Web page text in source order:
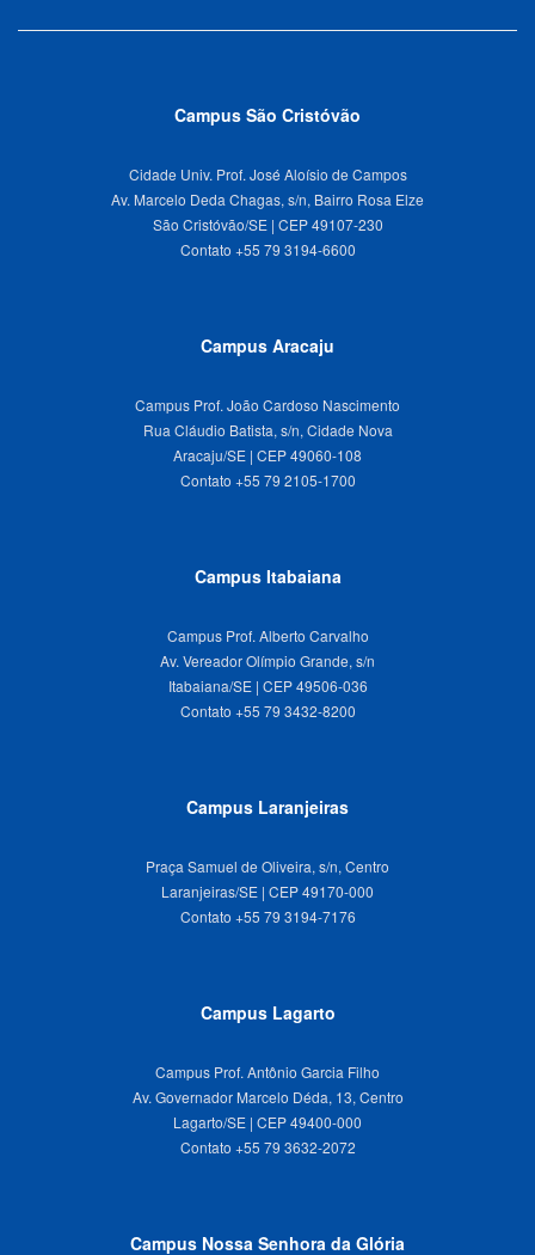
Campus São Cristóvão
Cidade Univ. Prof. José Aloísio de Campos
Av. Marcelo Deda Chagas, s/n, Bairro Rosa Elze
São Cristóvão/SE | CEP 49107-230
Campus Aracaju
Campus Prof. João Cardoso Nascimento
Rua Cláudio Batista, s/n, Cidade Nova
Aracaju/SE | CEP 49060-108
Campus Itabaiana
Campus Prof. Alberto Carvalho
Av. Vereador Olímpio Grande, s/n
Itabaiana/SE | CEP 49506-036
Campus Laranjeiras
Praça Samuel de Oliveira, s/n, Centro
Laranjeiras/SE | CEP 49170-000
Campus Lagarto
Campus Prof. Antônio Garcia Filho
Av. Governador Marcelo Déda, 13, Centro
Lagarto/SE | CEP 49400-000
Campus Nossa Senhora da Glória